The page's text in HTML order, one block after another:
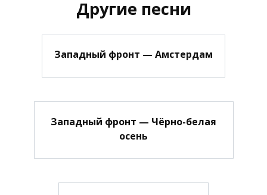
Другие песни
Западный фронт — Амстердам
Западный фронт — Чёрно-белая
осень